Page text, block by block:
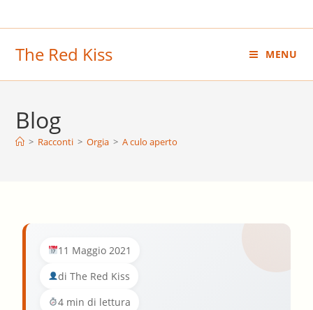
al
The Red Kiss MENU
Blog
> Racconti > Orgia > A culo aperto
11 Maggio 2021
di The Red Kiss
4 min di lettura